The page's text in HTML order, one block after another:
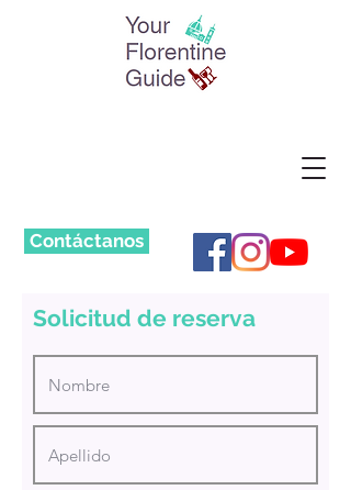
Contáctanos
Solicitud de reserva